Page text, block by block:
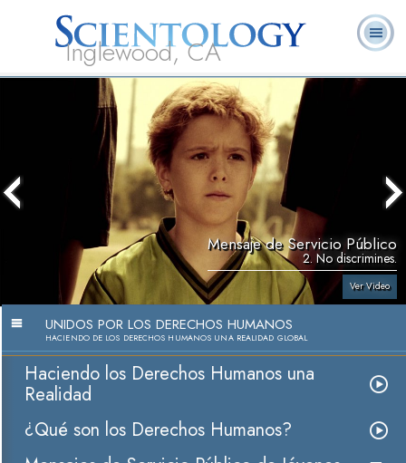
Inglewood, CA
L. Ronald
Hubbard
¿Qué es
Scientology?
Ministros
Voluntarios
Preguntas
Frecuentes
Mensaje de Servicio Público
2. No discrimines.
Ver Video
UNIDOS POR LOS DERECHOS HUMANOS
HACIENDO DE LOS DERECHOS HUMANOS UNA REALIDAD GLOBAL
Haciendo los Derechos Humanos una
Realidad
¿Qué son los Derechos Humanos?